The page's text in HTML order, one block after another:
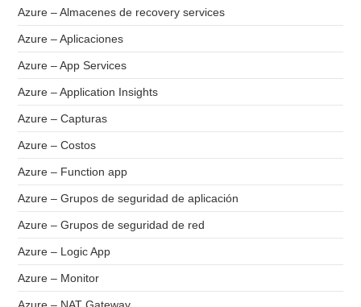
Azure – Almacenes de recovery services
Azure – Aplicaciones
Azure – App Services
Azure – Application Insights
Azure – Capturas
Azure – Costos
Azure – Function app
Azure – Grupos de seguridad de aplicación
Azure – Grupos de seguridad de red
Azure – Logic App
Azure – Monitor